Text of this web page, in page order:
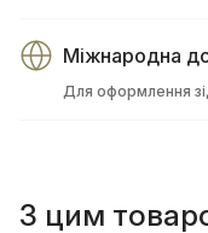
Міжнародна
Для оформлення
З цим